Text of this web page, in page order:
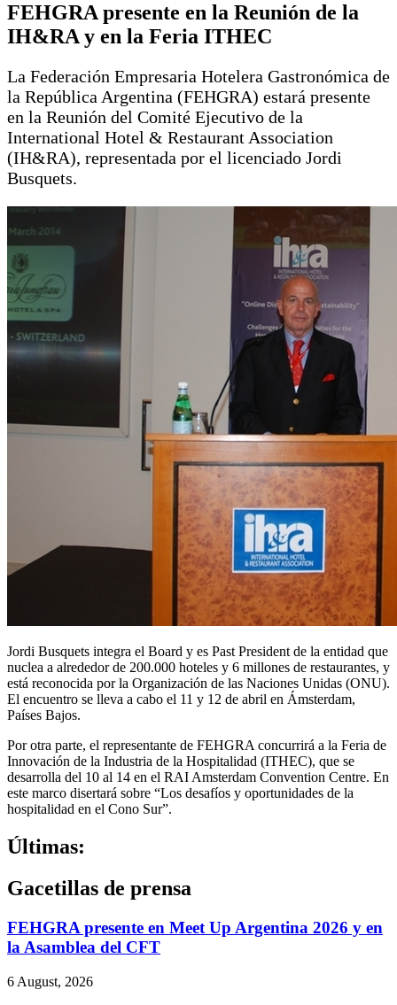
FEHGRA presente en la Reunión de la
IH&RA y en la Feria ITHEC
La Federación Empresaria Hotelera Gastronómica de
la República Argentina (FEHGRA) estará presente
en la Reunión del Comité Ejecutivo de la
International Hotel & Restaurant Association
(IH&RA), representada por el licenciado Jordi
Busquets.
Jordi Busquets integra el Board y es Past President de la entidad que
nuclea a alrededor de 200.000 hoteles y 6 millones de restaurantes, y
está reconocida por la Organización de las Naciones Unidas (ONU).
El encuentro se lleva a cabo el 11 y 12 de abril en Ámsterdam,
Países Bajos.
Por otra parte, el representante de FEHGRA concurrirá a la Feria de
Innovación de la Industria de la Hospitalidad (ITHEC), que se
desarrolla del 10 al 14 en el RAI Amsterdam Convention Centre. En
este marco disertará sobre “Los desafíos y oportunidades de la
hospitalidad en el Cono Sur”.
Últimas:
Gacetillas de prensa
FEHGRA presente en Meet Up Argentina 2026 y en
la Asamblea del CFT
6 August, 2026